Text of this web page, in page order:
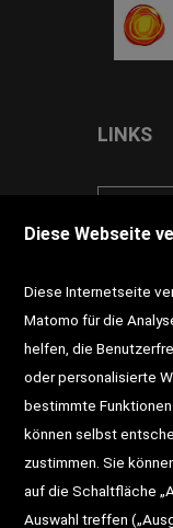
LINKS
DD-
Newsletter
Diese Webseite
Diese Internetseite
Matomo für die
helfen, die
oder personalisierte
bestimmte
können selbst
zustimmen. Sie
auf die Schaltfläche
Auswahl treffen